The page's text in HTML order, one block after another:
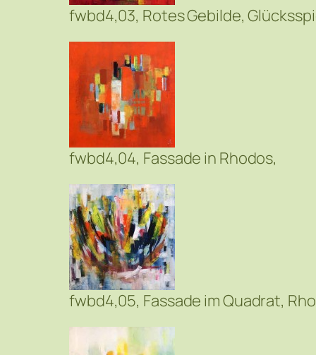
fwbd4,03, Rotes Gebilde,
fwbd4,04, Fassade in Rhodos,
fwbd4,05, Fassade im Quadrat,